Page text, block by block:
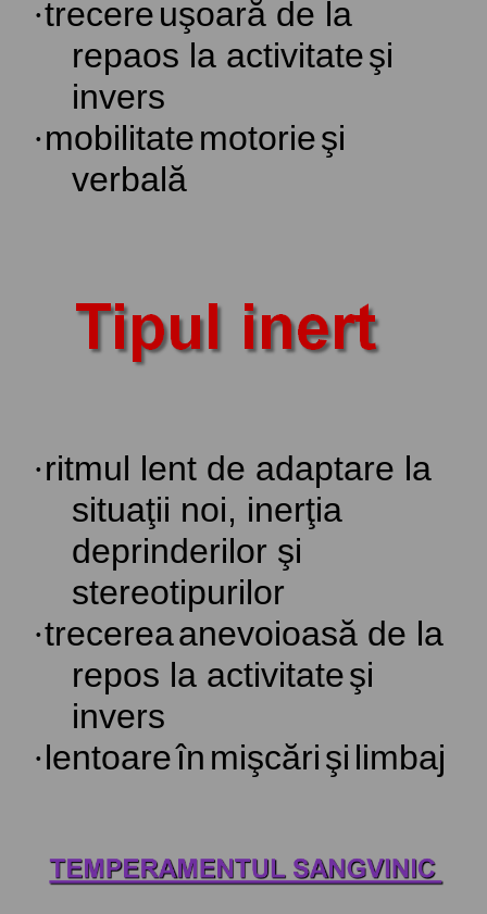
·trecereuşoarăde la
repaos la activitateşi
invers
·mobilitatemotorieşi
verbală
·ritmul lent de adaptare la
situaţii noi, inerţia
deprinderilor şi
stereotipurilor
·trecereaanevoioasăde la
repos la activitateşi
invers
·lentoareîn mişcărişi limbaj